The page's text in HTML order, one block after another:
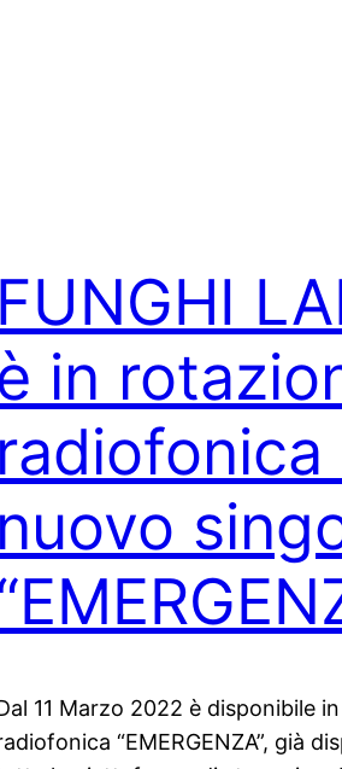
FUNGHI
in
radiofonica
nuovo
11 Marzo 2022 è disponibile
“EMERGENZA”, già